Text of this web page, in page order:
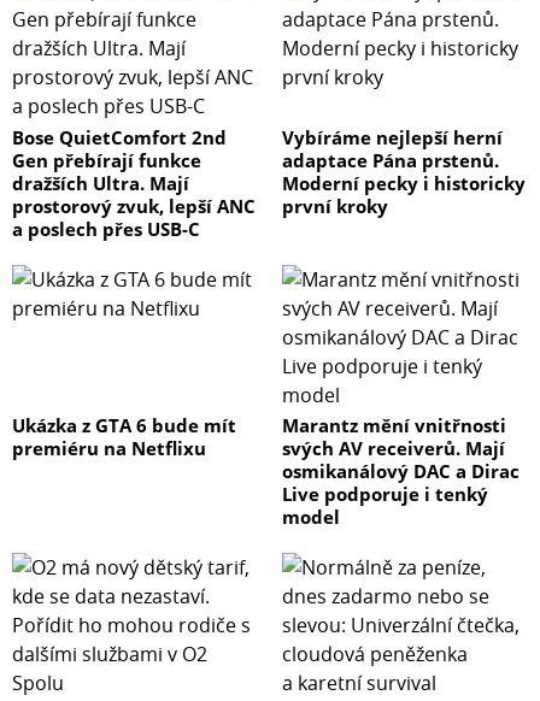
Bose QuietComfort 2nd
Gen přebírají funkce
dražších Ultra. Mají
prostorový zvuk, lepší ANC
a poslech přes USB-C
Vybíráme nejlepší herní
adaptace Pána prstenů.
Moderní pecky i historicky
první kroky
Ukázka z GTA 6 bude mít
premiéru na Netflixu
Marantz mění vnitřnosti
svých AV receiverů. Mají
osmikanálový DAC a Dirac
Live podporuje i tenký
model